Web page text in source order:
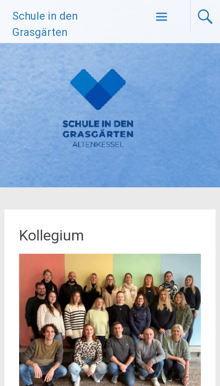
Inhalt
springen
Schule in den
Grasgärten
Kollegium